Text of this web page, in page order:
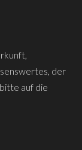
der
auf die